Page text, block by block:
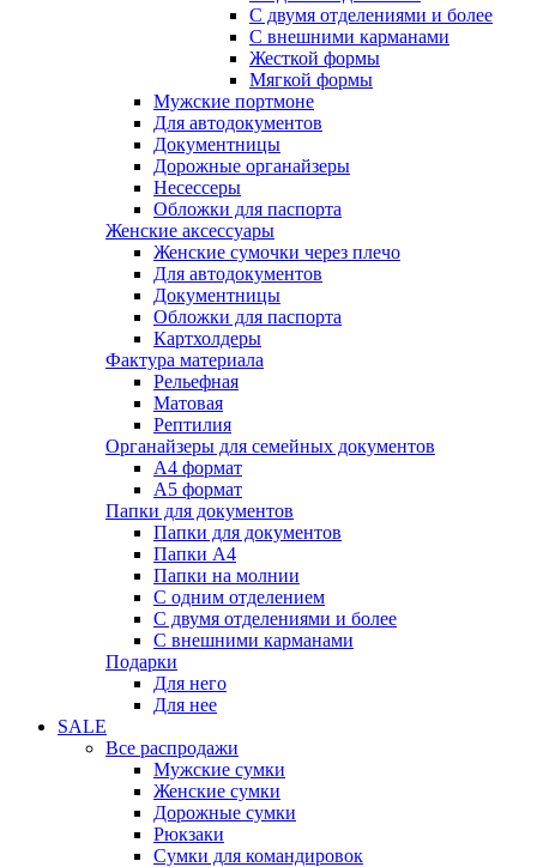
С двумя отделениями и более
С внешними карманами
Жесткой формы
Мягкой формы
Мужские портмоне
Для автодокументов
Документницы
Дорожные органайзеры
Несессеры
Обложки для паспорта
Женские аксессуары
Женские сумочки через плечо
Для автодокументов
Документницы
Обложки для паспорта
Картхолдеры
Фактура материала
Рельефная
Матовая
Рептилия
Органайзеры для семейных документов
А4 формат
А5 формат
Папки для документов
Папки для документов
Папки А4
Папки на молнии
С одним отделением
С двумя отделениями и более
С внешними карманами
Подарки
Для него
Для нее
SALE
Все распродажи
Мужские сумки
Женские сумки
Дорожные сумки
Рюкзаки
Сумки для командировок